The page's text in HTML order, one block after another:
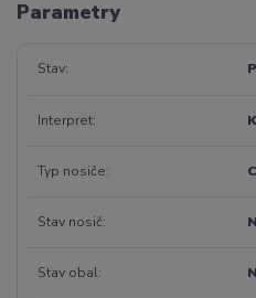
Parametry
Stav
Interpret
Typ nosiče
Stav nosič
Stav obal